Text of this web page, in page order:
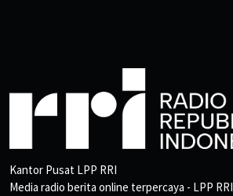
Kantor Pusat LPP RRI
Media radio berita online terpercaya - LPP RRI